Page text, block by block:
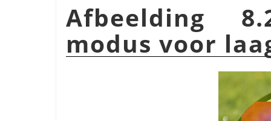
Afbeelding
modus voor